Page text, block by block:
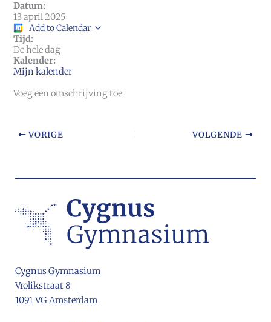
Datum:
13 april 2025
Add to Calendar
Tijd:
De hele dag
Kalender:
Mijn kalender
Voeg een omschrijving toe
VORIGE VOLGENDE
Cygnus Gymnasium
Vrolikstraat 8
1091 VG Amsterdam